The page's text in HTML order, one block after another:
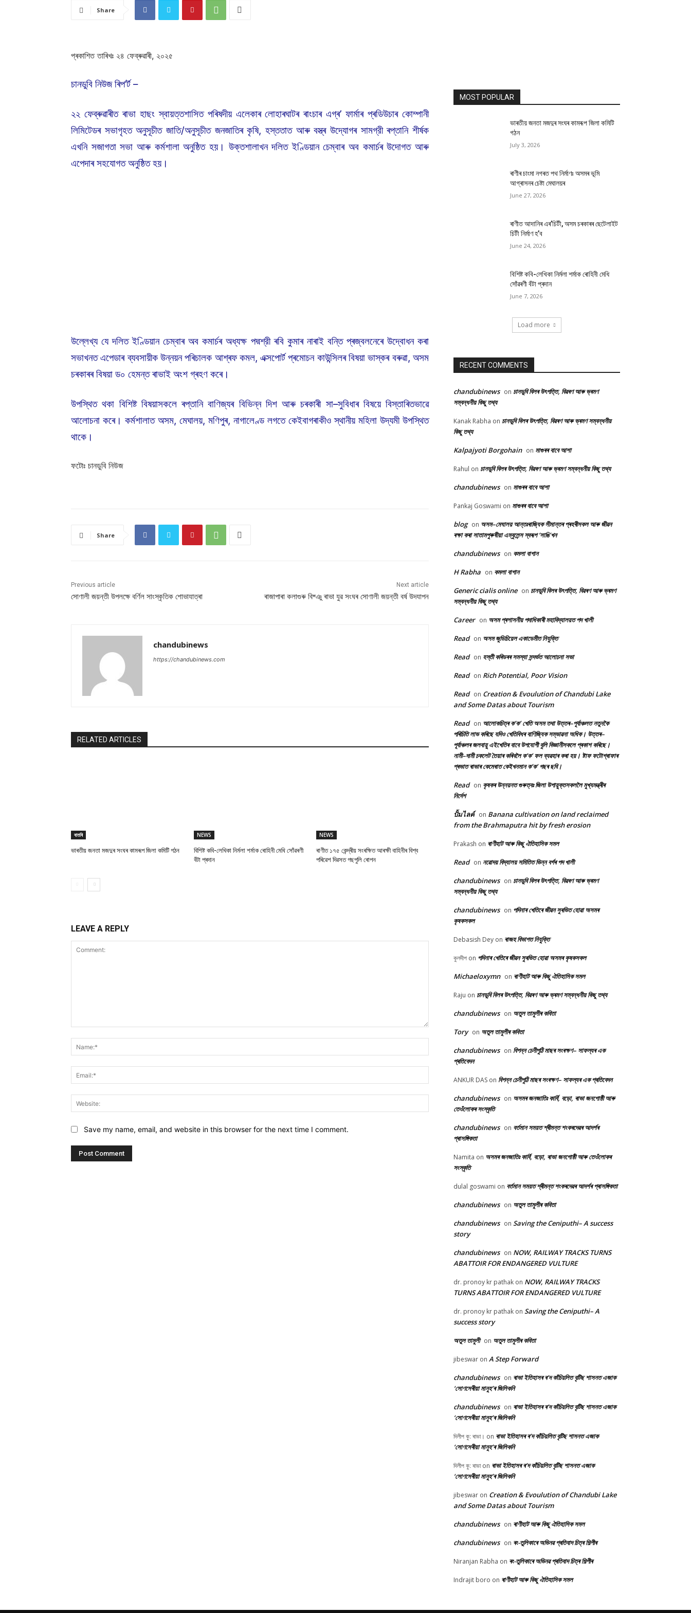
Share
প্ৰকাশিত তাৰিখঃ ২৪ ফেব্ৰুৱাৰী, ২০২৫
চানডুবি নিউজ ৰিপ’ৰ্ট –
২২ ফেব্ৰুৱাৰীত ৰাভা হাছং স্বায়ত্তশাসিত পৰিষদীয় এলেকাৰ লোহাৰঘাটৰ ৰাংচাৰ এগ্ৰ’ ফাৰ্মাৰ প্ৰডিউচাৰ কোম্পানী
লিমিটেডৰ সভাগৃহত অনুসূচীত জাতি/অনুসূচীত জনজাতিৰ কৃষি, হস্ততাত আৰু বস্ত্ৰ উদ্যোগৰ সামগ্রী ৰপ্তানি শীৰ্ষক
এখনি সজাগতা সভা আৰু কৰ্মশালা অনুষ্ঠিত হয়। উক্তশালাখন দলিত ইণ্ডিয়ান চেম্বাৰ অব কমাৰ্চৰ উদোগত আৰু
এপেদাৰ সহযোগত অনুষ্ঠিত হয়।
উল্লেখ্য যে দলিত ইণ্ডিয়ান চেম্বাৰ অব কমাৰ্চৰ অধ্যক্ষ পদ্মশ্রী ৰবি কুমাৰ নাৰাই বন্তি প্ৰজ্বলনেৰে উদ্বোধন কৰা
সভাখনত এপেডাৰ ব্যবসায়ীক উন্নয়ন পৰিচালক আশ্ৰফ কমল, এক্সপোৰ্ট প্ৰমোচন কাউন্সিলৰ বিষয়া ভাস্কৰ বৰুৱা, অসম
চৰকাৰৰ বিষয়া ড০ হেমন্ত ৰাভাই অংশ গ্ৰহণ কৰে।
উপস্থিত থকা বিশিষ্ট বিষয়াসকলে ৰপ্তানি বাণিজ্যৰ বিভিন্ন দিশ আৰু চৰকাৰী সা–সুবিধাৰ বিষয়ে বিস্তাৰিতভাৱে
আলোচনা কৰে। কৰ্মশালাত অসম, মেঘালয়, মণিপুৰ, নাগালেণ্ড লগতে কেইবাগৰাকীও স্থানীয় মহিলা উদ্যমী উপস্থিত
থাকে।
ফটোঃ চানডুবি নিউজ
Share
Previous article
সোণালী জয়ন্তী উপলক্ষে বৰ্ণিল সাংস্কৃতিক শোভাযাত্ৰা
Next article
ৰাজাপাৰা কলাগুৰু বিষ্ঞু ৰাভা যুৱ সংঘৰ সোণালী জয়ন্তী বৰ্ষ উদযাপন
chandubinews
https://chandubinews.com
RELATED ARTICLES
বাতৰি
ভাৰতীয় জনতা মজদুৰ সংঘৰ কামৰূপ জিলা কমিটি গঠন
NEWS
বিশিষ্ট কবি-লেখিকা নিৰ্মলা শৰ্মাক ৰোহিনী মেধি সোঁৱৰণী
বঁটা প্ৰদান
NEWS
ৰাণীত ১৭৫ কেন্দ্ৰীয় সংৰক্ষিত আৰক্ষী বাহিনীৰ বিশ্ব
পৰিৱেশ দিৱসত গছপুলি ৰোপন
LEAVE A REPLY
Website:
Save my name, email, and website in this browser for the next time I comment.
MOST POPULAR
ভাৰতীয় জনতা মজদুৰ সংঘৰ কামৰূপ জিলা কমিটি
গঠন
July 3, 2026
ৰাণীৰ চাংমা নগৰত পথ নিৰ্মাণঃ অসমৰ ভূমি
আগ্ৰাসনৰ চেষ্টা মেঘালয়ৰ
June 27, 2026
ৰাণীত আদানিৰ এৰ’চিটী, অসম চৰকাৰৰ ছেটেলাইট
চিটী নিৰ্মাণ হ’ব
June 24, 2026
বিশিষ্ট কবি-লেখিকা নিৰ্মলা শৰ্মাক ৰোহিনী মেধি
সোঁৱৰণী বঁটা প্ৰদান
June 7, 2026
Load more
RECENT COMMENTS
chandubinews on চানডুবি বিলৰ উৎপত্তি, বিৱৰণ আৰু ভ্ৰমণ
সম্বন্ধনীয় কিছু তথ্য
Kanak Rabha on চানডুবি বিলৰ উৎপত্তি, বিৱৰণ আৰু ভ্ৰমণ সম্বন্ধনীয়
কিছু তথ্য
Kalpajyoti Borgohain on মাগুৰৰ বাবে আশা
Rahul on চানডুবি বিলৰ উৎপত্তি, বিৱৰণ আৰু ভ্ৰমণ সম্বন্ধনীয় কিছু তথ্য
chandubinews on মাগুৰৰ বাবে আশা
Pankaj Goswami on মাগুৰৰ বাবে আশা
blog on অসম–মেঘালয় আন্তঃৰাজ্যিক সীমান্তৰ প্ৰহৰীসকল আৰু জীৱন
ৰক্ষা কৰা সাতামপুৰুষীয়া এম্বুলেন্স স্বৰূপ ‘সাঙি’খন
chandubinews on কমলা বাগান
H Rabha on কমলা বাগান
Generic cialis online on চানডুবি বিলৰ উৎপত্তি, বিৱৰণ আৰু ভ্ৰমণ
সম্বন্ধনীয় কিছু তথ্য
Career on অসম প্ৰশাসনীয় পদাধিকাৰী মহাবিদ্যালয়ত পদ খালী
Read on অসম জুডিচিয়েল একাডেমীত নিযুক্তি
Read on হস্তী কৰিডৰৰ সমস্যা সন্দৰ্ভত আলোচনা সভা
Read on Rich Potential, Poor Vision
Read on Creation & Evoulution of Chandubi Lake
and Some Datas about Tourism
Read on আলোকচিত্ৰ ক’ক’ খেতি অসম তথা উত্তৰ–পূৰ্বাঞ্চলত নতুনকৈ
পৰিচিতি লাভ কৰিছে যদিও খেতিবিধৰ বাণিজ্যিক সম্ভাৱনা অধিক। উত্তৰ–
পূৰ্বাঞ্চলৰ জলবায়ু এইখেতিৰ বাবে উপযোগী বুলি বিজ্ঞানীসকলে প্ৰকাশ কৰিছে।
নামী–দামী চকলেট তৈয়াৰ কৰিবলৈ ক’ক’ ফল ব্যৱহাৰ কৰা হয়। ষ্টাফ ফটোগ্ৰাফাৰ
প্ৰভাত ৰাভাৰ কেমেৰাত কেইখনমান ক’ক’ গছৰ ছবি।
Read on কৃষকৰ উন্নয়নত গুৰুত্বঃ জিলা উপায়ুক্তসকললৈ মুখ্যমন্ত্ৰীৰ
নিৰ্দেশ
ปั้มไลค์ on Banana cultivation on land reclaimed
from the Brahmaputra hit by fresh erosion
Prakash on ৰাণীহাট আৰু কিছু ঐতিহাসিক সমল
Read on নৱোদয় বিদ্যালয় সমিতিত ভিন্ন বৰ্গৰ পদ খালী
chandubinews on চানডুবি বিলৰ উৎপত্তি, বিৱৰণ আৰু ভ্ৰমণ
সম্বন্ধনীয় কিছু তথ্য
chandubinews on পদিনাৰ খেতিৰে জীৱন সুৰভিত হোৱা অসমৰ
কৃষকসকল
Debasish Dey on ৰাজহ বিভাগত নিযুক্তি
কুলদীপ on পদিনাৰ খেতিৰে জীৱন সুৰভিত হোৱা অসমৰ কৃষকসকল
Michaeloxymn on ৰাণীহাট আৰু কিছু ঐতিহাসিক সমল
Raju on চানডুবি বিলৰ উৎপত্তি, বিৱৰণ আৰু ভ্ৰমণ সম্বন্ধনীয় কিছু তথ্য
chandubinews on অতুল তামুলীৰ কবিতা
Tory on অতুল তামুলীৰ কবিতা
chandubinews on বিপন্ন চেনীপুঠি মাছৰ সংৰক্ষণ– সাফল্যৰ এক
প্ৰতিবেদন
ANKUR DAS on বিপন্ন চেনীপুঠি মাছৰ সংৰক্ষণ– সাফল্যৰ এক প্ৰতিবেদন
chandubinews on অসমৰ জনজাতিঃ কাৰ্বি, বড়ো, ৰাভা জনগোষ্ঠী আৰু
তেওঁলোকৰ সংস্কৃতি
chandubinews on বৰ্তমান সময়ত শ্ৰীমন্ত শংকৰদেৱৰ আদৰ্শৰ
প্ৰাসঙ্গিকতা
Namita on অসমৰ জনজাতিঃ কাৰ্বি, বড়ো, ৰাভা জনগোষ্ঠী আৰু তেওঁলোকৰ
সংস্কৃতি
dulal goswami on বৰ্তমান সময়ত শ্ৰীমন্ত শংকৰদেৱৰ আদৰ্শৰ প্ৰাসঙ্গিকতা
chandubinews on অতুল তামুলীৰ কবিতা
chandubinews on Saving the Ceniputhi– A success
story
chandubinews on NOW, RAILWAY TRACKS TURNS
ABATTOIR FOR ENDANGERED VULTURE
dr. pronoy kr pathak on NOW, RAILWAY TRACKS
TURNS ABATTOIR FOR ENDANGERED VULTURE
dr. pronoy kr pathak on Saving the Ceniputhi– A
success story
অতুল তামুলী on অতুল তামুলীৰ কবিতা
jibeswar on A Step Forward
chandubinews on ৰাভা ইতিহাসৰ ৰ’দ কাঁচিয়লিত বৃটিছ শাসনত এজাক
‘সোণসেৰীয়া মানুহ’ৰ জিলিকনি
chandubinews on ৰাভা ইতিহাসৰ ৰ’দ কাঁচিয়লিত বৃটিছ শাসনত এজাক
‘সোণসেৰীয়া মানুহ’ৰ জিলিকনি
দিলীপ কু: ৰাভা। on ৰাভা ইতিহাসৰ ৰ’দ কাঁচিয়লিত বৃটিছ শাসনত এজাক
‘সোণসেৰীয়া মানুহ’ৰ জিলিকনি
দিলীপ কু: ৰাভাon ৰাভা ইতিহাসৰ ৰ’দ কাঁচিয়লিত বৃটিছ শাসনত এজাক
‘সোণসেৰীয়া মানুহ’ৰ জিলিকনি
jibeswar on Creation & Evoulution of Chandubi Lake
and Some Datas about Tourism
chandubinews on ৰাণীহাট আৰু কিছু ঐতিহাসিক সমল
chandubinews on ৰং-তুলিকাৰে অভিনৱ প্ৰতিবাদ চিত্ৰ শিল্পীৰ
Niranjan Rabha on ৰং-তুলিকাৰে অভিনৱ প্ৰতিবাদ চিত্ৰ শিল্পীৰ
Indrajit boro on ৰাণীহাট আৰু কিছু ঐতিহাসিক সমল